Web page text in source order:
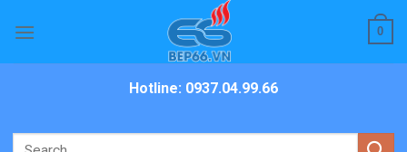
0
Hotline: 0937.04.99.66
Search